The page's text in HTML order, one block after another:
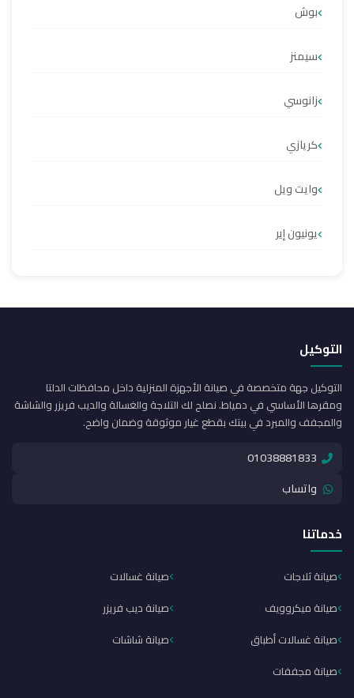
بوش
سيمنز
زانوسي
كريازي
وايت ويل
يونيون إير
التوكيل
التوكيل جهة متخصصة في صيانة الأجهزة المنزلية داخل محافظات الدلتا
ومقرها الأساسي في دمياط. نصلح لك التلاجة والغسالة والديب فريزر والشاشة
والمجفف والمبرد في بيتك بقطع غيار موثوقة وضمان واضح.
01038881833
واتساب
خدماتنا
صيانة ثلاجات
صيانة غسالات
صيانة ميكروويف
صيانة ديب فريزر
صيانة غسالات أطباق
صيانة شاشات
صيانة مجففات